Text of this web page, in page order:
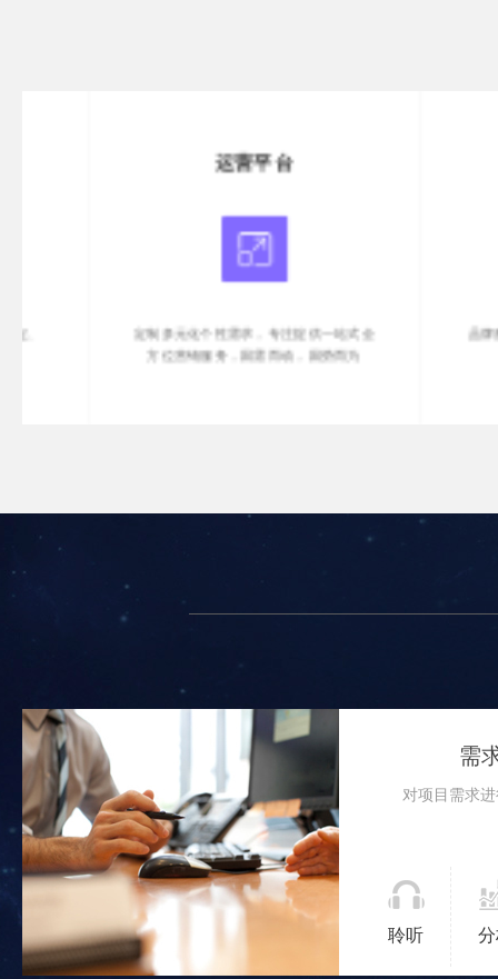
运营平台
定制多元化个性需求，专注提供一站式全
方位营销服务，因需而动，因势而为
品牌形象，丰
需
对项目需求
聆听